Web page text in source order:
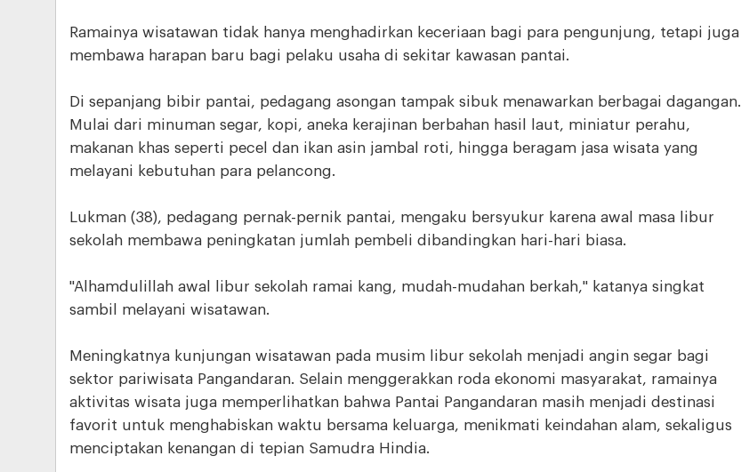
Ramainya wisatawan tidak hanya menghadirkan keceriaan bagi para pengunjung, tetapi juga
membawa harapan baru bagi pelaku usaha di sekitar kawasan pantai.
Di sepanjang bibir pantai, pedagang asongan tampak sibuk menawarkan berbagai dagangan.
Mulai dari minuman segar, kopi, aneka kerajinan berbahan hasil laut, miniatur perahu,
makanan khas seperti pecel dan ikan asin jambal roti, hingga beragam jasa wisata yang
melayani kebutuhan para pelancong.
Lukman (38), pedagang pernak-pernik pantai, mengaku bersyukur karena awal masa libur
sekolah membawa peningkatan jumlah pembeli dibandingkan hari-hari biasa.
"Alhamdulillah awal libur sekolah ramai kang, mudah-mudahan berkah," katanya singkat
sambil melayani wisatawan.
Meningkatnya kunjungan wisatawan pada musim libur sekolah menjadi angin segar bagi
sektor pariwisata Pangandaran. Selain menggerakkan roda ekonomi masyarakat, ramainya
aktivitas wisata juga memperlihatkan bahwa Pantai Pangandaran masih menjadi destinasi
favorit untuk menghabiskan waktu bersama keluarga, menikmati keindahan alam, sekaligus
menciptakan kenangan di tepian Samudra Hindia.